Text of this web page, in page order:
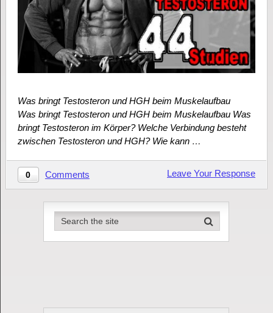
Was bringt Testosteron und HGH beim Muskelaufbau
Was bringt Testosteron und HGH beim Muskelaufbau Was
bringt Testosteron im Körper? Welche Verbindung besteht
zwischen Testosteron und HGH? Wie kann …
0 Comments Leave Your Response